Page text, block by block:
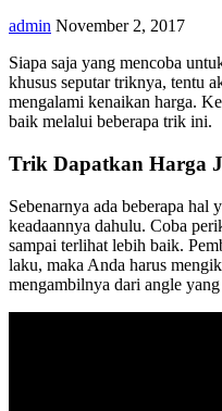
admin November 2, 2017
Siapa saja yang mencoba
khusus seputar triknya, tentu
mengalami kenaikan harga.
baik melalui beberapa trik ini.
Trik Dapatkan Harga
Sebenarnya ada beberapa
keadaannya dahulu. Coba
sampai terlihat lebih baik.
laku, maka Anda harus
mengambilnya dari angle